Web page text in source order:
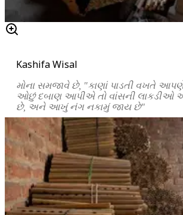
Kashifa Wisal
મોના સમજાવે છે, "કાણાં પાડતી વખતે
ઓછું દબાણ આપીએ તો વાંસની લાકડીઓ
છે, અને આખું નંગ નકામું જાય છે"